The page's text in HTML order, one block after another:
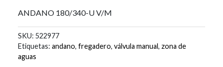
ANDANO 180/340-U V/M
SKU: 522977
Etiquetas: andano, fregadero, válvula manual, zona de
aguas